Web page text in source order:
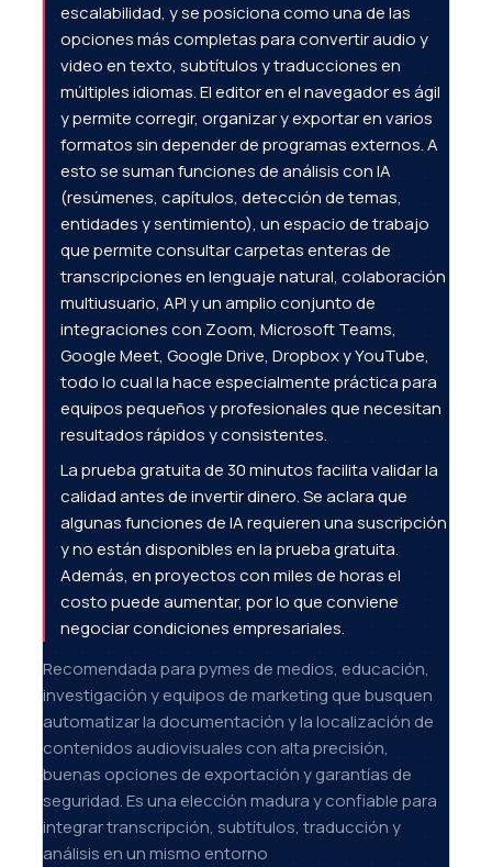
escalabilidad, y se posiciona como una de las
opciones más completas para convertir audio y
video en texto, subtítulos y traducciones en
múltiples idiomas. El editor en el navegador es ágil
y permite corregir, organizar y exportar en varios
formatos sin depender de programas externos. A
esto se suman funciones de análisis con IA
(resúmenes, capítulos, detección de temas,
entidades y sentimiento), un espacio de trabajo
que permite consultar carpetas enteras de
transcripciones en lenguaje natural, colaboración
multiusuario, API y un amplio conjunto de
integraciones con Zoom, Microsoft Teams,
Google Meet, Google Drive, Dropbox y YouTube,
todo lo cual la hace especialmente práctica para
equipos pequeños y profesionales que necesitan
resultados rápidos y consistentes.
La prueba gratuita de 30 minutos facilita validar la
calidad antes de invertir dinero. Se aclara que
algunas funciones de IA requieren una suscripción
y no están disponibles en la prueba gratuita.
Además, en proyectos con miles de horas el
costo puede aumentar, por lo que conviene
negociar condiciones empresariales.
Recomendada para pymes de medios, educación,
investigación y equipos de marketing que busquen
automatizar la documentación y la localización de
contenidos audiovisuales con alta precisión,
buenas opciones de exportación y garantías de
seguridad. Es una elección madura y confiable para
integrar transcripción, subtítulos, traducción y
análisis en un mismo entorno